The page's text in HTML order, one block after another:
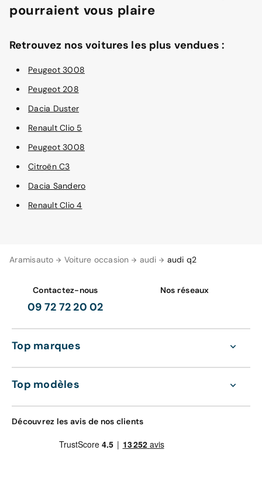
Aramisauto Voiture occasion audi audi q2
pourraient vous plaire
Retrouvez nos voitures les plus vendues :
Peugeot 3008
Peugeot 208
Dacia Duster
Renault Clio 5
Peugeot 3008
Citroën C3
Dacia Sandero
Renault Clio 4
Contactez-nous
09 72 72 20 02
Nos réseaux
Top marques
Top modèles
Découvrez les avis de nos clients